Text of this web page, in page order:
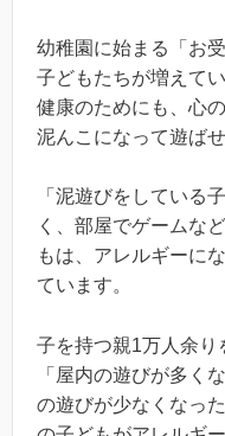
幼稚園に始まる「お
子どもたちが増えて
健康のためにも、心
泥んこになって遊ば
「泥遊びをしている
く、部屋でゲームな
もは、アレルギーに
ています。
子を持つ親1万人余り
「屋内の遊びが多く
の遊びが少なくなっ